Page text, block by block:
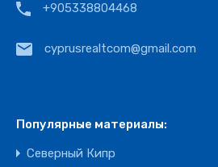
+905338804468
cyprusrealtcom@gmail.com
Популярные материалы:
Северный Кипр